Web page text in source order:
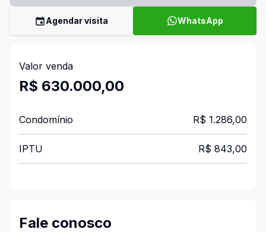
Agendar visita WhatsApp
Valor venda
R$ 630.000,00
Condomínio R$ 1.286,00
IPTU R$ 843,00
Fale conosco